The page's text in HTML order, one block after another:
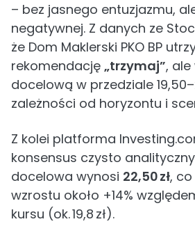
– bez jasnego entuzjazmu,
negatywnej. Z danych ze
że Dom Maklerski PKO BP
rekomendację „trzymaj”, ale
docelową w przedziale
zależności od horyzontu i
Z kolei platforma
konsensus czysto
docelowa wynosi 22,50 zł,
wzrostu około +14%
kursu (ok. 19,8 zł).